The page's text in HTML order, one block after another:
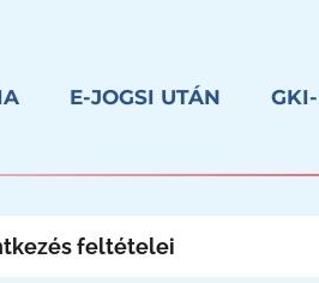
E-JOGSI UTÁN
feltételei